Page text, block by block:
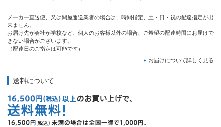
メーカー直送便、又は問屋運送業者の場合は、時間指定、土・日・祝の配達指定が出
来ません。
お届け先が会社が学校など、個人のお客様以外の場合、ご希望の配達時間にお届けで
きない場合がございます。
（配達日のご指定は可能です）
お届けについて詳しく見る
送料について